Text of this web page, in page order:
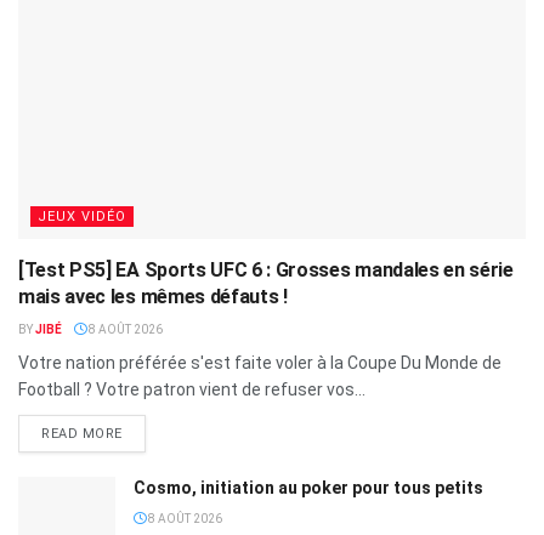
JEUX VIDÉO
[Test PS5] EA Sports UFC 6 : Grosses mandales en série
mais avec les mêmes défauts !
BYJIBÉ 8 AOÛT 2026
Votre nation préférée s'est faite voler à la Coupe Du Monde de
Football ? Votre patron vient de refuser vos...
READ MORE
Cosmo, initiation au poker pour tous petits
8 AOÛT 2026